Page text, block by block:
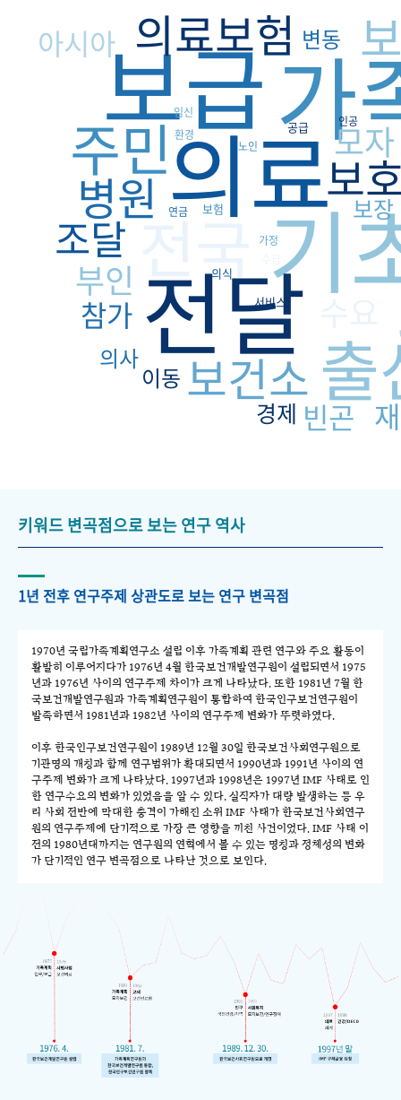
의료
기
전달
가
보급
전국
주민
보건소
병원
의료보험
보
조달
모자
부인
아시아
참가
빈곤
보장
경제
변동
이동
의사
서비스
공급
보험
의식
가정
연금
노인
환경
임신
인공
키워드 변곡점으로 보는 연구 역사
1년 전후 연구주제 상관도로 보는 연구 변곡점
1970년 국립가족계획연구소 설립 이후 가족계획 관련 연구와 주요 활동이
활발히 이루어지다가 1976년 4월 한국보건개발연구원이 설립되면서 1975
년과 1976년 사이의 연구주제 차이가 크게 나타났다. 또한 1981년 7월 한
국보건개발연구원과 가족계획연구원이 통합하여 한국인구보건연구원이
발족하면서 1981년과 1982년 사이의 연구주제 변화가 뚜렷하였다.
이후 한국인구보건연구원이 1989년 12월 30일 한국보건사회연구원으로
기관명의 개칭과 함께 연구범위가 확대되면서 1990년과 1991년 사이의 연
구주제 변화가 크게 나타났다. 1997년과 1998년은 1997년 IMF 사태로 인
한 연구수요의 변화가 있었음을 알 수 있다. 실직자가 대량 발생하는 등 우
리 사회 전반에 막대한 충격이 가해진 소위 IMF 사태가 한국보건사회연구
원의 연구주제에 단기적으로 가장 큰 영향을 끼친 사건이었다. IMF 사태 이
전의 1980년대까지는 연구원의 연혁에서 볼 수 있는 명칭과 정체성의 변화
가 단기적인 연구 변곡점으로 나타난 것으로 보인다.